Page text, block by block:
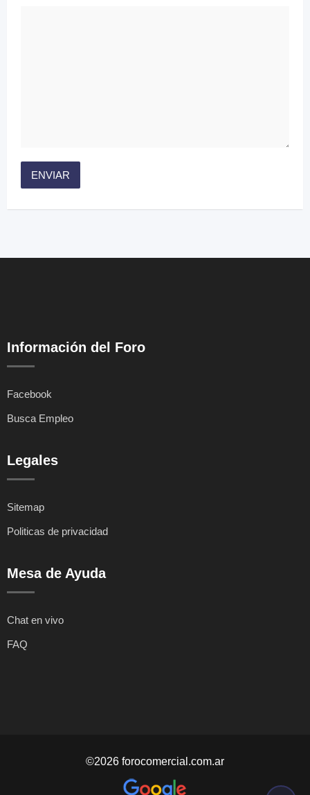
Información del Foro
Facebook
Busca Empleo
Legales
Sitemap
Politicas de privacidad
Mesa de Ayuda
Chat en vivo
FAQ
©2026 forocomercial.com.ar